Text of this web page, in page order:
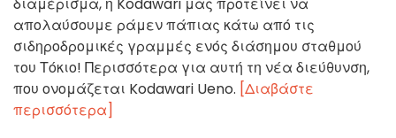
διαμέρισμα, η Kodawari μας προτείνει να
απολαύσουμε ράμεν πάπιας κάτω από τις
σιδηροδρομικές γραμμές ενός διάσημου σταθμού
του Τόκιο! Περισσότερα για αυτή τη νέα διεύθυνση,
που ονομάζεται Kodawari Ueno. [Διαβάστε
περισσότερα]